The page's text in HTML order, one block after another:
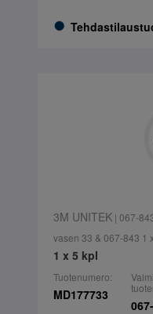
3M UNITEK| 067-
vasen 33 & 067-843 1
1 x 5 kpl
Tuotenumero:
MD177733